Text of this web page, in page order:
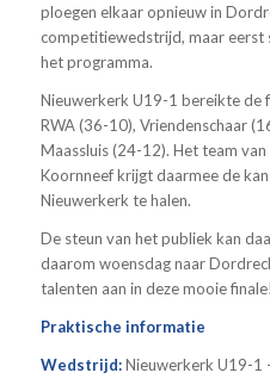
ploegen elkaar opnieuw in
competitiewedstrijd, maar eerst
het programma.
Nieuwerkerk U19-1 bereikte de
RWA (36-10), Vriendenschaar
Maassluis (24-12). Het team
Koornneef krijgt daarmee de
Nieuwerkerk te halen.
De steun van het publiek kan
daarom woensdag naar
talenten aan in deze mooie finale!
Praktische informatie
Wedstrijd:Nieuwerkerk U19-1